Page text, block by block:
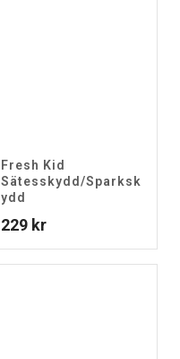
Fresh Kid
Sätesskydd/Sparksk
ydd
229 kr